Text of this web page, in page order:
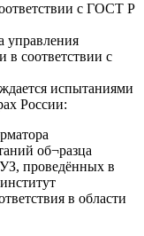
с ГОСТ Р
управления
в соответствии с
испытаниями
России:
об¬разца
проведённых в
в области